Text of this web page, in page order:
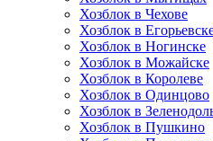
Хозблок в Чехове
Хозблок в
Хозблок в Ногинске
Хозблок в Можайске
Хозблок в Королеве
Хозблок в Одинцово
Хозблок в
Хозблок в Пушкино